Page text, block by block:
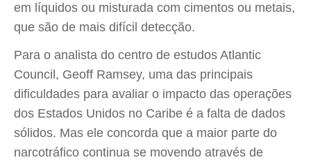
em líquidos ou misturada com cimentos ou metais,
que são de mais difícil detecção.
Para o analista do centro de estudos Atlantic
Council, Geoff Ramsey, uma das principais
dificuldades para avaliar o impacto das operações
dos Estados Unidos no Caribe é a falta de dados
sólidos. Mas ele concorda que a maior parte do
narcotráfico continua se movendo através de